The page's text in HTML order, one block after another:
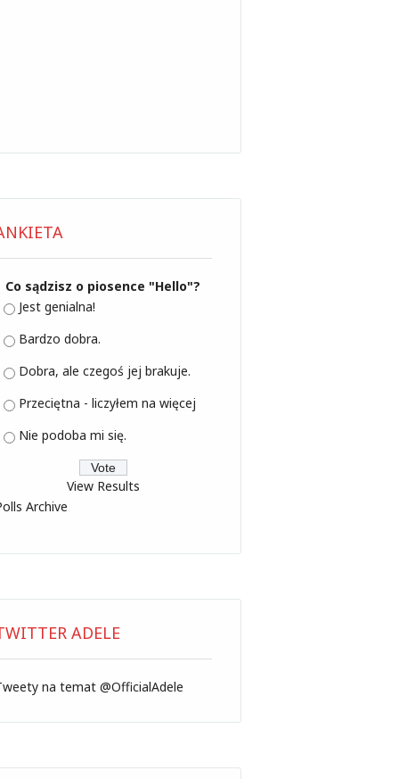
Co sądzisz o piosence "Hello"?
Jest genialna!
Bardzo dobra.
Dobra, ale czegoś jej brakuje.
Przeciętna - liczyłem na więcej
Nie podoba mi się.
View Results
Archive
ADELE
na temat @OfficialAdele